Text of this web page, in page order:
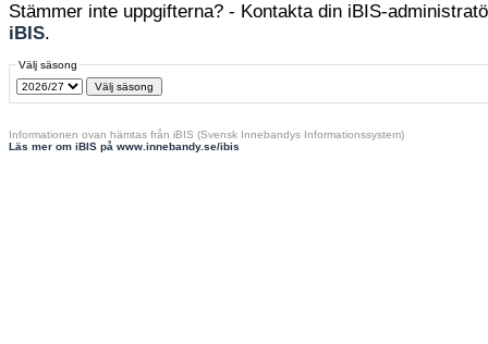
Stämmer inte uppgifterna? - Kontakta din iBIS-
iBIS.
Välj säsong
Informationen ovan hämtas från iBIS (Svensk Innebandys Informationssystem)
Läs mer om iBIS på www.innebandy.se/ibis